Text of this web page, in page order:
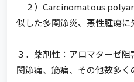
２）Carcinomatous
似した多関節炎、悪性腫瘍に
３．薬剤性：アロマターゼ
関節痛、筋痛、その他数多